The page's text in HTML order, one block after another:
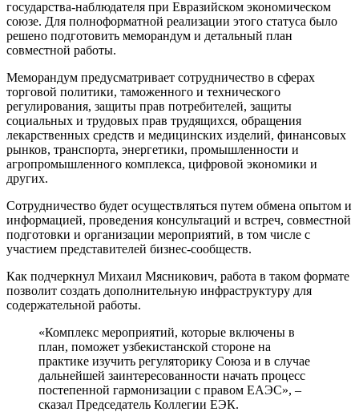
государства-наблюдателя при Евразийском экономическом
союзе. Для полноформатной реализации этого статуса было
решено подготовить меморандум и детальный план
совместной работы.
Меморандум предусматривает сотрудничество в сферах
торговой политики, таможенного и технического
регулирования, защиты прав потребителей, защиты
социальных и трудовых прав трудящихся, обращения
лекарственных средств и медицинских изделий, финансовых
рынков, транспорта, энергетики, промышленности и
агропромышленного комплекса, цифровой экономики и
других.
Сотрудничество будет осуществляться путем обмена опытом и
информацией, проведения консультаций и встреч, совместной
подготовки и организации мероприятий, в том числе с
участием представителей бизнес-сообществ.
Как подчеркнул Михаил Мясникович, работа в таком формате
позволит создать дополнительную инфраструктуру для
содержательной работы.
«Комплекс мероприятий, которые включены в
план, поможет узбекистанской стороне на
практике изучить регуляторику Союза и в случае
дальнейшей заинтересованности начать процесс
постепенной гармонизации с правом ЕАЭС», –
сказал Председатель Коллегии ЕЭК.